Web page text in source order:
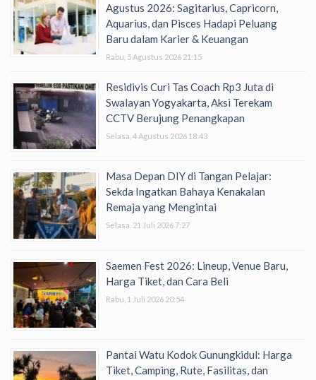
Agustus 2026: Sagitarius, Capricorn,
Aquarius, dan Pisces Hadapi Peluang
Baru dalam Karier & Keuangan
Rabu, 5 Agustus 2026 21:15
Residivis Curi Tas Coach Rp3 Juta di
Swalayan Yogyakarta, Aksi Terekam
CCTV Berujung Penangkapan
Selasa, 4 Agustus 2026 18:43
Masa Depan DIY di Tangan Pelajar:
Sekda Ingatkan Bahaya Kenakalan
Remaja yang Mengintai
Selasa, 21 Juli 2026 7:27
Saemen Fest 2026: Lineup, Venue Baru,
Harga Tiket, dan Cara Beli
Rabu, 1 Juli 2026 20:54
Pantai Watu Kodok Gunungkidul: Harga
Tiket, Camping, Rute, Fasilitas, dan